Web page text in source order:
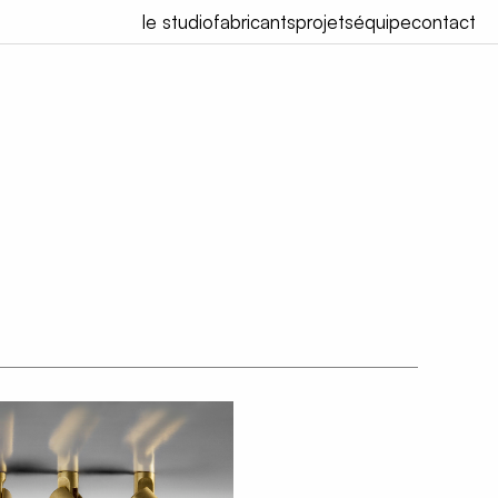
le studiofabricantsprojetséquipecontact